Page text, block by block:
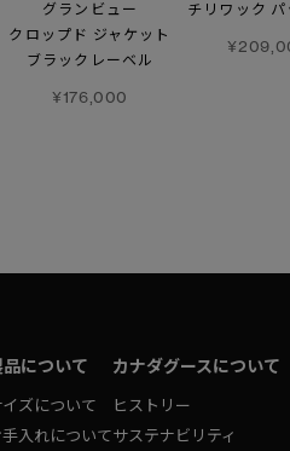
グランビュー
クロップド ジャケット
ブラックレーベル
¥176,000
チリワック パ
品について
ズについて
入れについて
カナダグースについて
ヒストリー
サステナビリティ